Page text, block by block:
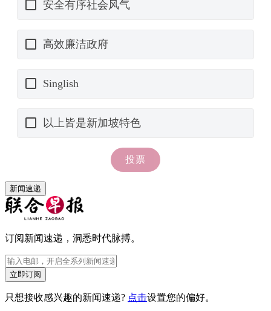
新闻速递
订阅新闻速递，洞悉时代脉搏。
立即订阅
只想接收感兴趣的新闻速递? 点击设置您的偏好。